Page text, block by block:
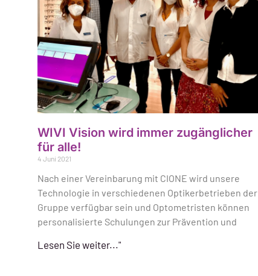
WIVI Vision wird immer zugänglicher
für alle!
4 Juni 2021
Nach einer Vereinbarung mit CIONE wird unsere
Technologie in verschiedenen Optikerbetrieben der
Gruppe verfügbar sein und Optometristen können
personalisierte Schulungen zur Prävention und
Lesen Sie weiter..."